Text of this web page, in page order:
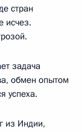
стран
исчез.
задача
обмен опытом
успеха.
из Индии,